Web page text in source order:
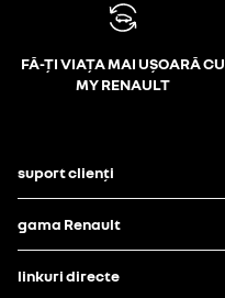
FĂ-ȚI VIAȚA MAI UȘOARĂ CU
MY RENAULT
suport clienți
gama Renault
linkuri directe